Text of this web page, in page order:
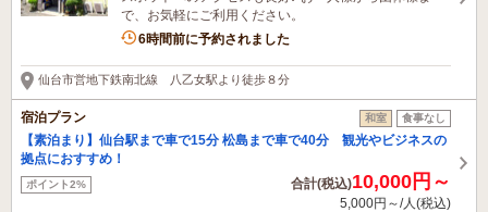
で、お気軽にご利用ください。
1名がこの宿を見ています
6時間前に予約されました
仙台市営地下鉄南北線 八乙女駅より徒歩８分
宿泊プラン 和室 食事なし
【素泊まり】仙台駅まで車で15分 松島まで車で40分 観光やビジネスの
拠点におすすめ！
ポイント2% 合計(税込)10,000円～
5,000円～/人(税込)